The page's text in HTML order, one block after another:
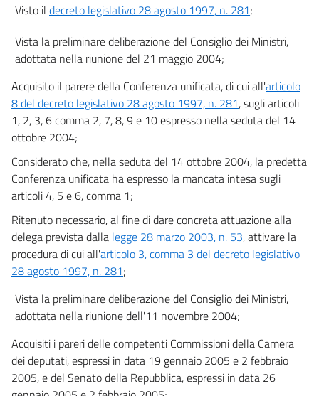
Visto il decreto legislativo 28 agosto 1997, n. 281;
Vista la preliminare deliberazione del Consiglio dei Ministri,
adottata nella riunione del 21 maggio 2004;
Acquisito il parere della Conferenza unificata, di cui all'articolo
8 del decreto legislativo 28 agosto 1997, n. 281, sugli articoli
1, 2, 3, 6 comma 2, 7, 8, 9 e 10 espresso nella seduta del 14
ottobre 2004;
Considerato che, nella seduta del 14 ottobre 2004, la predetta
Conferenza unificata ha espresso la mancata intesa sugli
articoli 4, 5 e 6, comma 1;
Ritenuto necessario, al fine di dare concreta attuazione alla
delega prevista dalla legge 28 marzo 2003, n. 53, attivare la
procedura di cui all'articolo 3, comma 3 del decreto legislativo
28 agosto 1997, n. 281;
Vista la preliminare deliberazione del Consiglio dei Ministri,
adottata nella riunione dell'11 novembre 2004;
Acquisiti i pareri delle competenti Commissioni della Camera
dei deputati, espressi in data 19 gennaio 2005 e 2 febbraio
2005, e del Senato della Repubblica, espressi in data 26